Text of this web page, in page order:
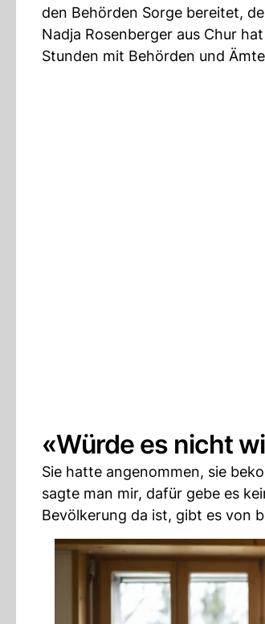
den Behörden Sorge bereitet,
Nadja Rosenberger aus Chur
Stunden mit Behörden und
«Würde es nicht
Sie hatte angenommen, sie
sagte man mir, dafür gebe es
Bevölkerung da ist, gibt es von